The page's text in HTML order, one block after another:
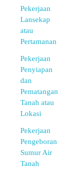
Pekerjaan
Lansekap
atau
Pertamanan
Pekerjaan
Penyiapan
dan
Pematangan
Tanah atau
Lokasi
Pekerjaan
Pengeboran
Sumur Air
Tanah